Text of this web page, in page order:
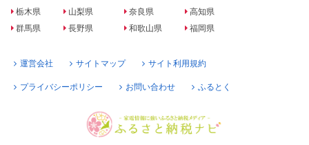
栃木県
群馬県
山梨県
長野県
奈良県
和歌山県
高知県
福岡県
運営会社 サイトマップ サイト利用規約
プライバシーポリシー お問い合わせ ふるとく